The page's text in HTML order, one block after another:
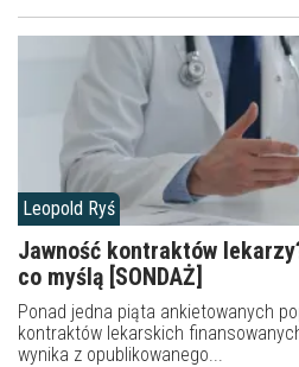
Leopold Ryś
Jawność kontraktów
co myślą [SONDAŻ]
Ponad jedna piąta ankietowanych
kontraktów lekarskich
wynika z opublikowanego...